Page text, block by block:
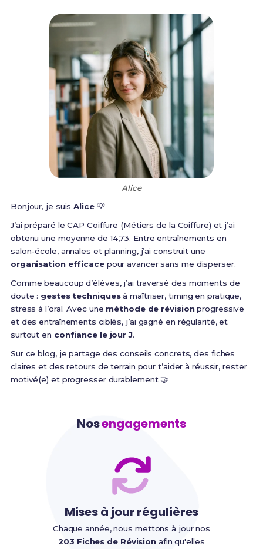
Alice
Bonjour, je suisAlice💡
J’ai préparé le CAP Coiffure (Métiers de la Coiffure) et j’ai
obtenu une moyenne de 14,73. Entre entraînements en
salon-école, annales et planning, j’ai construit une
organisation efficacepour avancer sans me disperser.
Comme beaucoup d’élèves, j’ai traversé des moments de
doute : gestes techniquesà maîtriser, timing en pratique,
stress à l’oral. Avec une méthode de révisionprogressive
et des entraînements ciblés, j’ai gagné en régularité, et
surtout en confiance le jour J.
Sur ce blog, je partage des conseils concrets, des fiches
claires et des retours de terrain pour t’aider à réussir, rester
motivé(e) et progresser durablement 🤝
Nosengagements
Mises à jour régulières
Chaque année, nous mettons à jour nos
203 Fiches de Révision afin qu'elles